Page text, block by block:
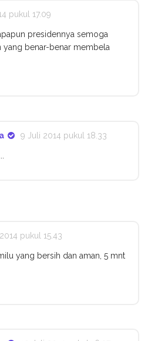
pukul 17.09
presidennya semoga
yang benar-benar membela
9 Juli 2014 pukul 18.33
pukul 15.43
yang bersih dan aman, 5 mnt